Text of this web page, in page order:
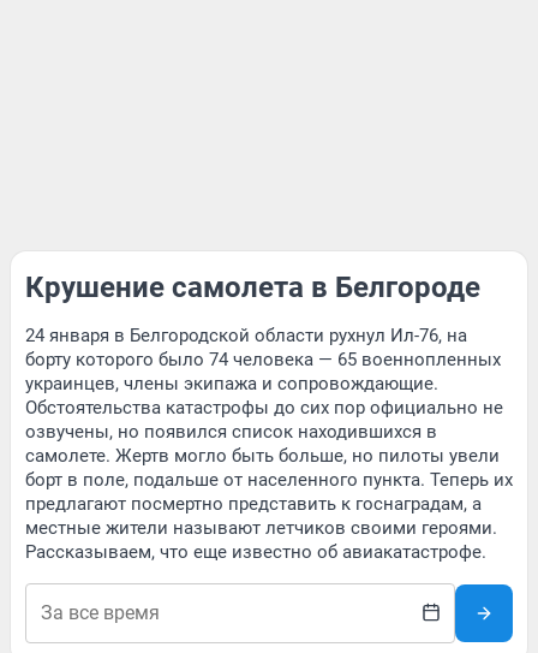
Крушение самолета в Белгороде
24 января в Белгородской области рухнул Ил-76, на
борту которого было 74 человека — 65 военнопленных
украинцев, члены экипажа и сопровождающие.
Обстоятельства катастрофы до сих пор официально не
озвучены, но появился список находившихся в
самолете. Жертв могло быть больше, но пилоты увели
борт в поле, подальше от населенного пункта. Теперь их
предлагают посмертно представить к госнаградам, а
местные жители называют летчиков своими героями.
Рассказываем, что еще известно об авиакатастрофе.